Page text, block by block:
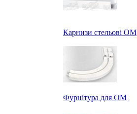
Карнизи стельові ОМ
Фурнітура для ОМ